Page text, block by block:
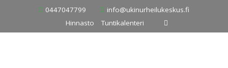
content
0447047799
info@ukinurheilukeskus.fi
Hinnasto
Tuntikalenteri